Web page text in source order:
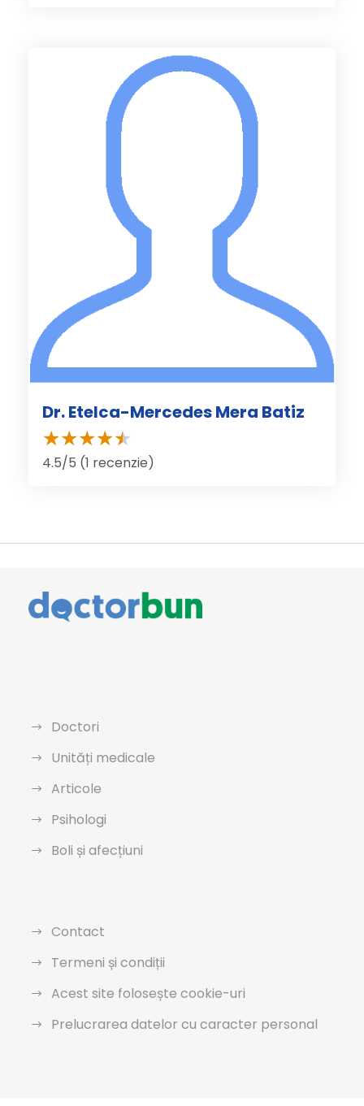
Dr. Etelca-Mercedes Mera Batiz
4.5/5 (1 recenzie)
Doctori
Unități medicale
Articole
Psihologi
Boli și afecțiuni
Contact
Termeni și condiții
Acest site folosește cookie-uri
Prelucrarea datelor cu caracter personal